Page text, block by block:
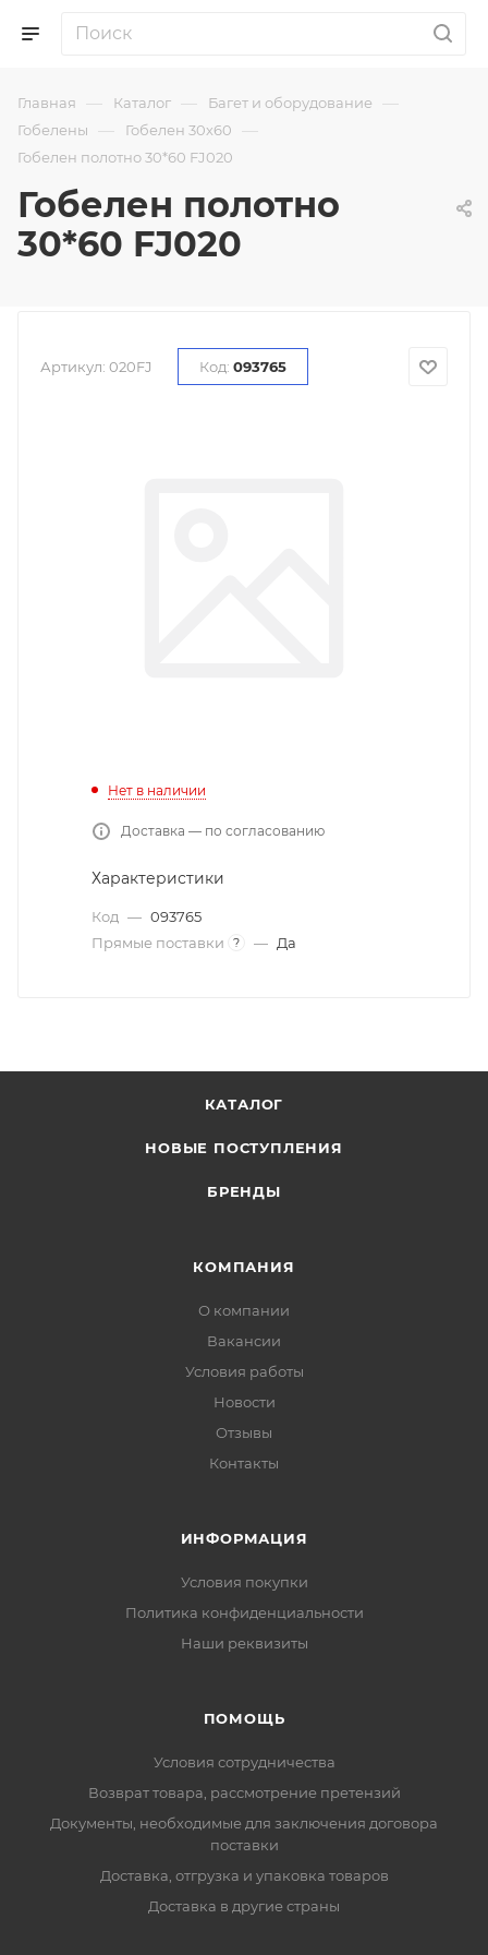
Главная — Каталог — Багет и оборудование —
Гобелены — Гобелен 30х60 —
Гобелен полотно 30*60 FJ020
Гобелен полотно
30*60 FJ020
Артикул: 020FJ Код: 093765
Нет в наличии
Доставка — по согласованию
Характеристики
Код — 093765
Прямые поставки
? — Да
КАТАЛОГ
НОВЫЕ ПОСТУПЛЕНИЯ
БРЕНДЫ
КОМПАНИЯ
О компании
Вакансии
Условия работы
Новости
Отзывы
Контакты
ИНФОРМАЦИЯ
Условия покупки
Политика конфиденциальности
Наши реквизиты
ПОМОЩЬ
Условия сотрудничества
Возврат товара, рассмотрение претензий
Документы, необходимые для заключения договора
поставки
Доставка, отгрузка и упаковка товаров
Доставка в другие страны